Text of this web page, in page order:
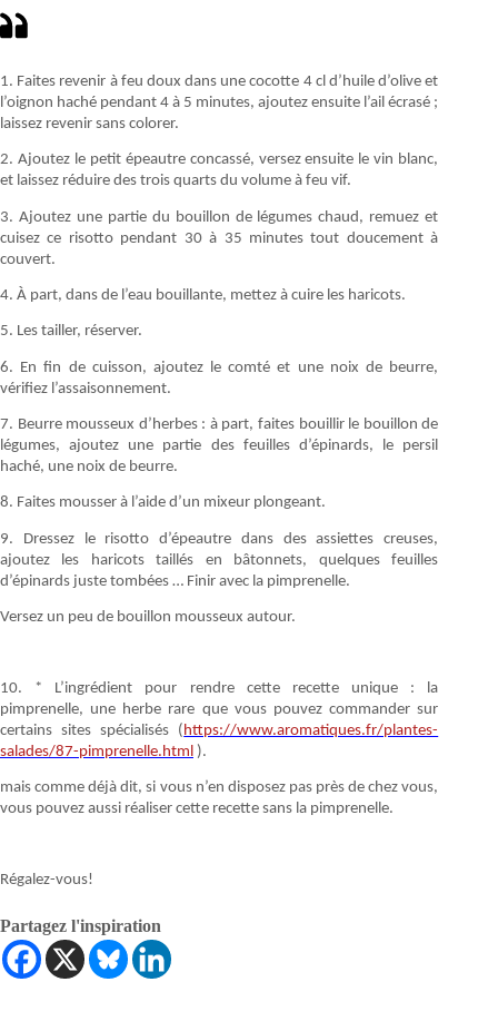
1. Faites revenir à feu doux dans une cocotte 4 cl d’huile d’olive et
l’oignon haché pendant 4 à 5 minutes, ajoutez ensuite l’ail écrasé ;
laissez revenir sans colorer.
2. Ajoutez le petit épeautre concassé, versez ensuite le vin blanc,
et laissez réduire des trois quarts du volume à feu vif.
3. Ajoutez une partie du bouillon de légumes chaud, remuez et
cuisez ce risotto pendant 30 à 35 minutes tout doucement à
couvert.
4. À part, dans de l’eau bouillante, mettez à cuire les haricots.
5. Les tailler, réserver.
6. En fin de cuisson, ajoutez le comté et une noix de beurre,
vérifiez l’assaisonnement.
7. Beurre mousseux d’herbes : à part, faites bouillir le bouillon de
légumes, ajoutez une partie des feuilles d’épinards, le persil
haché, une noix de beurre.
8. Faites mousser à l’aide d’un mixeur plongeant.
9. Dressez le risotto d’épeautre dans des assiettes creuses,
ajoutez les haricots taillés en bâtonnets, quelques feuilles
d’épinards juste tombées … Finir avec la pimprenelle.
Versez un peu de bouillon mousseux autour.
10. * L’ingrédient pour rendre cette recette unique : la
pimprenelle, une herbe rare que vous pouvez commander sur
certains sites spécialisés ( https://www.aromatiques.fr/plantes-
salades/87-pimprenelle.html ).
mais comme déjà dit, si vous n’en disposez pas près de chez vous,
vous pouvez aussi réaliser cette recette sans la pimprenelle.
Régalez-vous!
Partagez l'inspiration